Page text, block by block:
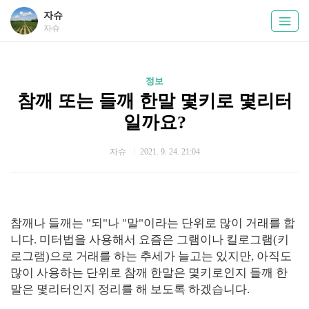
자슈
자슈
정보
참깨 또는 들깨 한말 몇키로 몇리터
일까요?
자슈 2021. 9. 24. 21:04
참깨나 들깨는 "되"나 "말"이라는 단위로 많이 거래를 합
니다. 미터법을 사용해서 요즘은 그램이나 킬로그램(키
로그램)으로 거래를 하는 추세가 늘고는 있지만, 아직도
많이 사용하는 단위로 참깨 한말은 몇키로인지 들깨 한
말은 몇리터인지 정리를 해 보도록 하겠습니다.